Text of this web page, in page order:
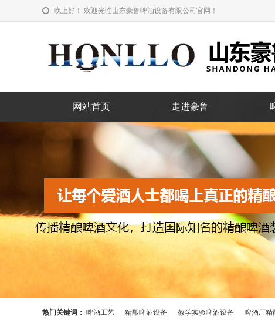
晚上好！ 欢迎光临山东豪鲁啤酒设备有限公司官网！
网站首页 走进豪鲁
热门关键词： 啤酒工艺 精酿啤酒设备 教学实验啤酒设备 啤酒厂精